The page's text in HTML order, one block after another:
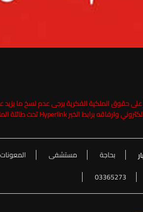
بحاجة مستشفى المعونات
03365273